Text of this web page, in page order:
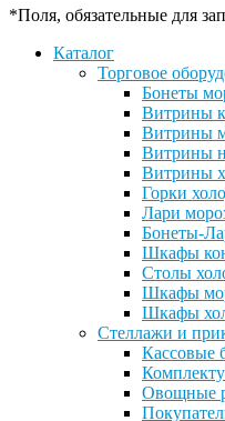
*Поля, обязательные для
Каталог
Торговое
Бонеты
Витрины
Витрины
Витрины
Витрины
Горки
Лари
Бонеты-
Шкафы
Столы
Шкафы
Шкафы
Стеллажи и
Кассовые
Овощные